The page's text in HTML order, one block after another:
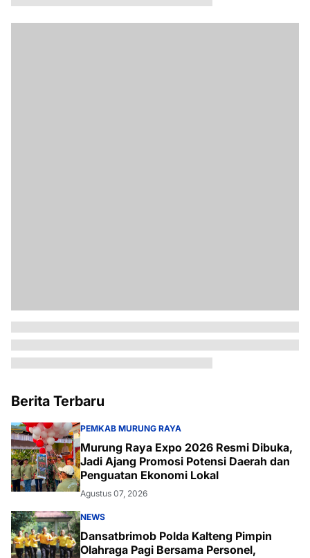
Berita Terbaru
PEMKAB MURUNG RAYA
Murung Raya Expo 2026 Resmi Dibuka,
Jadi Ajang Promosi Potensi Daerah dan
Penguatan Ekonomi Lokal
Agustus 07, 2026
NEWS
Dansatbrimob Polda Kalteng Pimpin
Olahraga Pagi Bersama Personel,